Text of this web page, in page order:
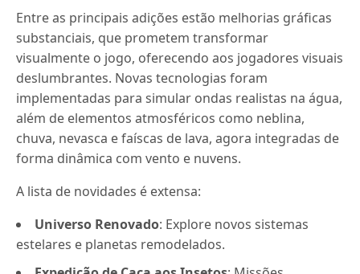
Entre as principais adições estão melhorias gráficas
substanciais, que prometem transformar
visualmente o jogo, oferecendo aos jogadores visuais
deslumbrantes. Novas tecnologias foram
implementadas para simular ondas realistas na água,
além de elementos atmosféricos como neblina,
chuva, nevasca e faíscas de lava, agora integradas de
forma dinâmica com vento e nuvens.
A lista de novidades é extensa:
Universo Renovado: Explore novos sistemas
estelares e planetas remodelados.